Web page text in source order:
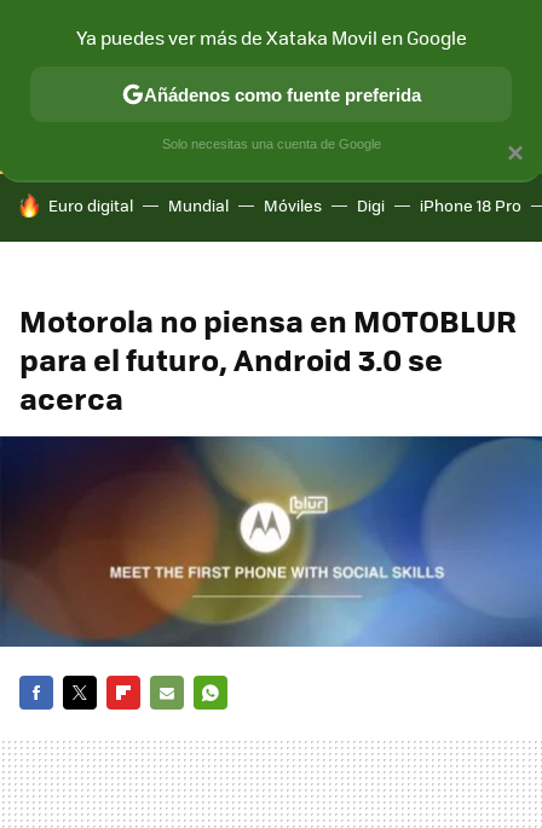
CONECTIVIDAD MÓVIL Y SOCIEDAD APLICACIONES
HOY SE HABLA DE
Euro digital Mundial Móviles Digi iPhone 18 Pro
Motorola no piensa en MOTOBLUR
para el futuro, Android 3.0 se
acerca
MAIL
×
Ya puedes ver más de Xataka Movil en Google
Añádenos como fuente preferida
Solo necesitas una cuenta de Google